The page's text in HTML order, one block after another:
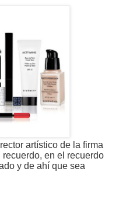
artístico de la firma
en el recuerdo
y de ahí que sea